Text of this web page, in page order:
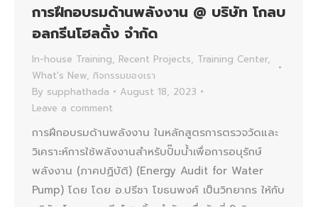
การฝึกอบรมด้านพลังงาน @ บริษัท โกลบ
อลกรีนโฮลดิ้ง จำกัด
In-house Training, Recent Projects, Training Center,
What's New, กิจกรรมของเรา
By supphathada
August 18, 2023
Leave a comment
การฝึกอบรมด้านพลังงาน ในหลักสูตรการตรวจวัดและ
วิเคราะห์การใช้พลังงานสำหรับปั๊มน้ำเพื่อการอนุรักษ์
พลังงาน (ภาคปฏิบัติ) (Energy Audit for Water
Pump) โดย โดย อ.ปรีชา โขธนพงศ์ เป็นวิทยากร ให้กับ